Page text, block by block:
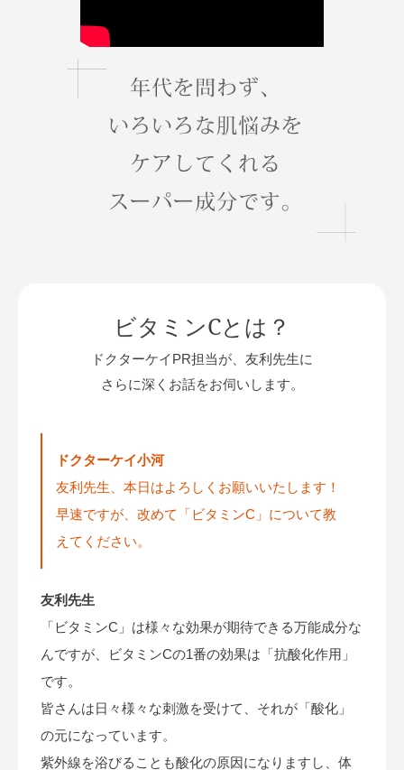
ビタミンCとは？
ドクターケイPR担当が、友利先生に
さらに深くお話をお伺いします。
ドクターケイ小河
友利先生、本日はよろしくお願いいたします！
早速ですが、改めて「ビタミンC」について教
えてください。
友利先生
「ビタミンC」は様々な効果が期待できる万能成分な
んですが、ビタミンCの1番の効果は「抗酸化作用」
です。
皆さんは日々様々な刺激を受けて、それが「酸化」
の元になっています。
紫外線を浴びることも酸化の原因になりますし、体